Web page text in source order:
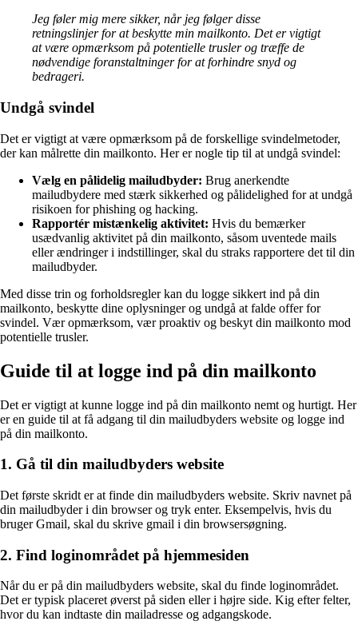
Jeg føler mig mere sikker, når jeg følger disse
retningslinjer for at beskytte min mailkonto. Det er vigtigt
at være opmærksom på potentielle trusler og træffe de
nødvendige foranstaltninger for at forhindre snyd og
bedrageri.
Undgå svindel
Det er vigtigt at være opmærksom på de forskellige svindelmetoder,
der kan målrette din mailkonto. Her er nogle tip til at undgå svindel:
Vælg en pålidelig mailudbyder: Brug anerkendte
mailudbydere med stærk sikkerhed og pålidelighed for at undgå
risikoen for phishing og hacking.
Rapportér mistænkelig aktivitet: Hvis du bemærker
usædvanlig aktivitet på din mailkonto, såsom uventede mails
eller ændringer i indstillinger, skal du straks rapportere det til din
mailudbyder.
Med disse trin og forholdsregler kan du logge sikkert ind på din
mailkonto, beskytte dine oplysninger og undgå at falde offer for
svindel. Vær opmærksom, vær proaktiv og beskyt din mailkonto mod
potentielle trusler.
Guide til at logge ind på din mailkonto
Det er vigtigt at kunne logge ind på din mailkonto nemt og hurtigt. Her
er en guide til at få adgang til din mailudbyders website og logge ind
på din mailkonto.
1. Gå til din mailudbyders website
Det første skridt er at finde din mailudbyders website. Skriv navnet på
din mailudbyder i din browser og tryk enter. Eksempelvis, hvis du
bruger Gmail, skal du skrive gmail i din browsersøgning.
2. Find loginområdet på hjemmesiden
Når du er på din mailudbyders website, skal du finde loginområdet.
Det er typisk placeret øverst på siden eller i højre side. Kig efter felter,
hvor du kan indtaste din mailadresse og adgangskode.